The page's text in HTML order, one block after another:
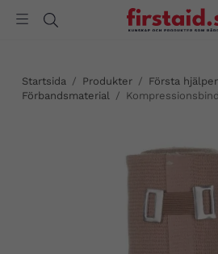
Startsida / Produkter / Första
Förbandsmaterial /